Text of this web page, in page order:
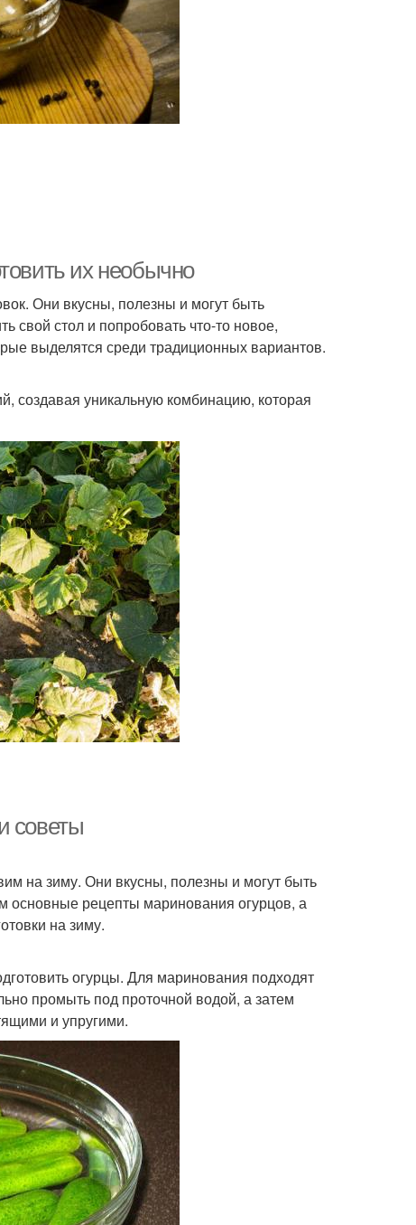
их необычно
Они вкусны, полезны и могут быть
свой стол и попробовать что-то новое,
выделятся среди традиционных вариантов.
создавая уникальную комбинацию, которая
советы
на зиму. Они вкусны, полезны и могут быть
основные рецепты маринования огурцов, а
на зиму.
огурцы. Для маринования подходят
промыть под проточной водой, а затем
и упругими.